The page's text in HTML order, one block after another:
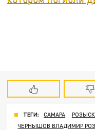
ТЕГИ: САМАРА
ЧЕРНЫШОВ ВЛАДИМИР